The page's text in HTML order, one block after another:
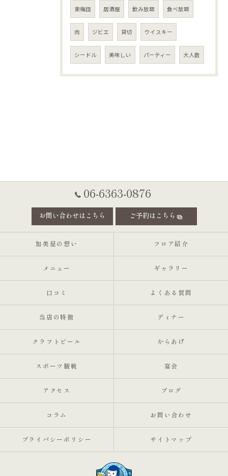
東梅田 居酒屋 飲み放題 食べ放題
肉 ジビエ 貸切 ウイスキー
シードル 美味しい パーティー 大人数
06-6363-0876
お問い合わせはこちら ご予約はこちら
加美屋の想い フロア紹介
メニュー ギャラリー
口コミ よくある質問
当店の特徴 ディナー
クラフトビール からあげ
スポーツ観戦 宴会
アクセス ブログ
コラム お問い合わせ
プライバシーポリシー サイトマップ